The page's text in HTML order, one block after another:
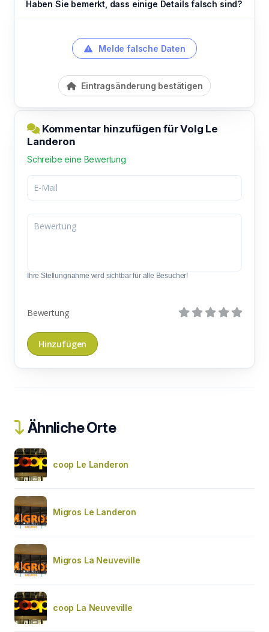
Haben Sie bemerkt, dass einige Details falsch sind?
Melde falsche Daten
Eintragsänderung bestätigen
Kommentar hinzufügen für Volg Le
Landeron
Schreibe eine Bewertung
Ihre Stellungnahme wird sichtbar für alle Besucher!
Bewertung
Ähnliche Orte
coop Le Landeron
Migros Le Landeron
Migros La Neuveville
coop La Neuveville